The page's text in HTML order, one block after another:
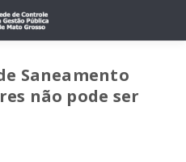
Saneamento
não pode ser